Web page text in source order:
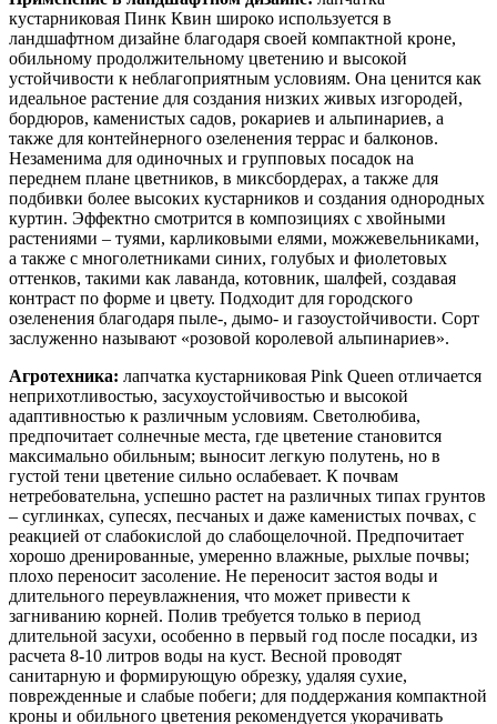
кустарниковая Пинк Квин широко используется в
ландшафтном дизайне благодаря своей компактной кроне,
обильному продолжительному цветению и высокой
устойчивости к неблагоприятным условиям. Она ценится как
идеальное растение для создания низких живых изгородей,
бордюров, каменистых садов, рокариев и альпинариев, а
также для контейнерного озеленения террас и балконов.
Незаменима для одиночных и групповых посадок на
переднем плане цветников, в миксбордерах, а также для
подбивки более высоких кустарников и создания однородных
куртин. Эффектно смотрится в композициях с хвойными
растениями – туями, карликовыми елями, можжевельниками,
а также с многолетниками синих, голубых и фиолетовых
оттенков, такими как лаванда, котовник, шалфей, создавая
контраст по форме и цвету. Подходит для городского
озеленения благодаря пыле-, дымо- и газоустойчивости. Сорт
заслуженно называют «розовой королевой альпинариев».
Агротехника: лапчатка кустарниковая Pink Queen отличается
неприхотливостью, засухоустойчивостью и высокой
адаптивностью к различным условиям. Светолюбива,
предпочитает солнечные места, где цветение становится
максимально обильным; выносит легкую полутень, но в
густой тени цветение сильно ослабевает. К почвам
нетребовательна, успешно растет на различных типах грунтов
– суглинках, супесях, песчаных и даже каменистых почвах, с
реакцией от слабокислой до слабощелочной. Предпочитает
хорошо дренированные, умеренно влажные, рыхлые почвы;
плохо переносит засоление. Не переносит застоя воды и
длительного переувлажнения, что может привести к
загниванию корней. Полив требуется только в период
длительной засухи, особенно в первый год после посадки, из
расчета 8-10 литров воды на куст. Весной проводят
санитарную и формирующую обрезку, удаляя сухие,
поврежденные и слабые побеги; для поддержания компактной
кроны и обильного цветения рекомендуется укорачивать